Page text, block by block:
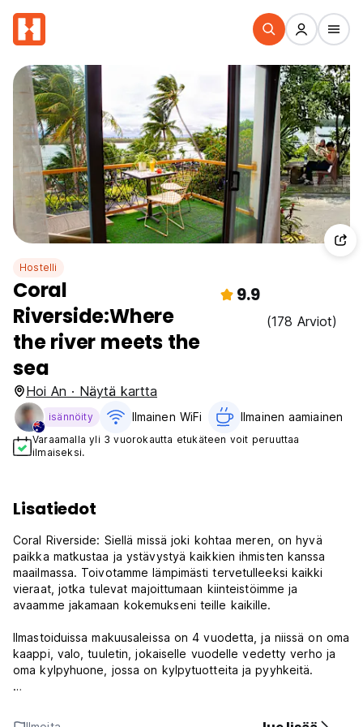
Hostelli
Coral
Riverside:Where
the river meets the
sea
9.9
(178 Arviot)
Hoi An · Näytä kartta
isännöity Ilmainen WiFi Ilmainen aamiainen‎
Varaamalla yli 3 vuorokautta etukäteen voit peruuttaa
ilmaiseksi.
Lisatiedot
Coral Riverside: Siellä missä joki kohtaa meren, on hyvä
paikka matkustaa ja ystävystyä kaikkien ihmisten kanssa
maailmassa. Toivotamme lämpimästi tervetulleeksi kaikki
vieraat, jotka tulevat majoittumaan kiinteistöimme ja
avaamme jakamaan kokemukseni teille kaikille.
Ilmastoiduissa makuusaleissa on 4 vuodetta, ja niissä on oma
kaappi, valo, tuuletin, jokaiselle vuodelle vedetty verho ja
oma kylpyhuone, jossa on kylpytuotteita ja pyyhkeitä.
vastaanoton, polkupyöriä ja moottoripyöriä voi vuokrata